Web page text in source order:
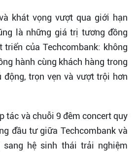
khát vọng vượt qua giới hạn
là những giá trị tương đồng
của Techcombank: không
hành cùng khách hàng trong
động, trọn vẹn và vượt trội hơn
tác và chuỗi 9 đêm concert quy
đầu tư giữa Techcombank và
sang hệ sinh thái trải nghiệm